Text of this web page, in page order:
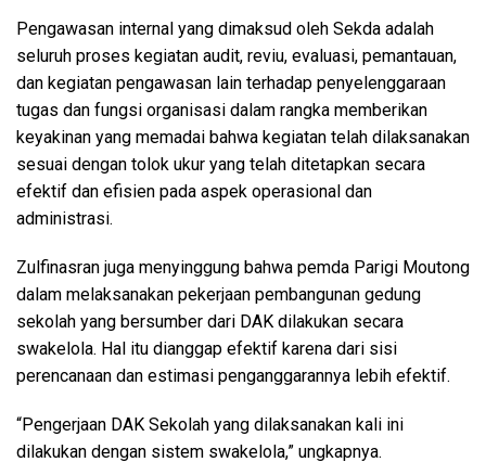
Pengawasan internal yang dimaksud oleh Sekda adalah
seluruh proses kegiatan audit, reviu, evaluasi, pemantauan,
dan kegiatan pengawasan lain terhadap penyelenggaraan
tugas dan fungsi organisasi dalam rangka memberikan
keyakinan yang memadai bahwa kegiatan telah dilaksanakan
sesuai dengan tolok ukur yang telah ditetapkan secara
efektif dan efisien pada aspek operasional dan
administrasi.
Zulfinasran juga menyinggung bahwa pemda Parigi Moutong
dalam melaksanakan pekerjaan pembangunan gedung
sekolah yang bersumber dari DAK dilakukan secara
swakelola. Hal itu dianggap efektif karena dari sisi
perencanaan dan estimasi penganggarannya lebih efektif.
“Pengerjaan DAK Sekolah yang dilaksanakan kali ini
dilakukan dengan sistem swakelola,” ungkapnya.